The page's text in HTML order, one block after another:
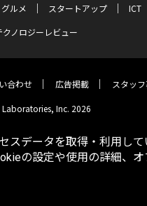
グルメ スタートアップ
ICT
クノロジーレビュー
合わせ 広告掲載 スタッ
Laboratories, Inc. 2026
スデータを取得・利用して
の設定や使用の詳細、